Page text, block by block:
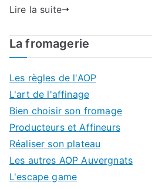
Lire la suite
La fromagerie
Les règles de l'AOP
L'art de l'affinage
Bien choisir son fromage
Producteurs et Affineurs
Réaliser son plateau
Les autres AOP Auvergnats
L'escape game